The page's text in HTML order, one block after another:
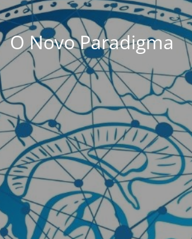
O Novo Paradigma